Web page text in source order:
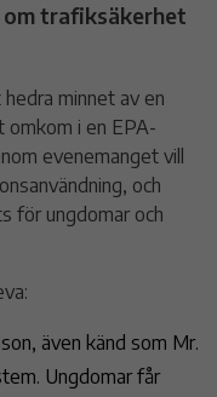
om trafiksäkerhet
minnet av en
omkom i en EPA-
evenemanget vill
och
för ungdomar och
även känd som Mr.
Ungdomar får